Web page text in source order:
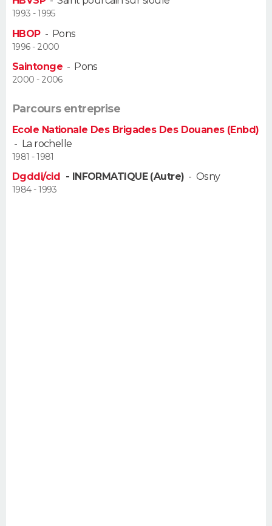
1993 - 1995
HBOP- Pons
1996 - 2000
Saintonge- Pons
2000 - 2006
Parcours entreprise
Ecole Nationale Des Brigades Des Douanes (Enbd)
- La rochelle
1981 - 1981
Dgddi/cid - INFORMATIQUE (Autre) - Osny
1984 - 1993